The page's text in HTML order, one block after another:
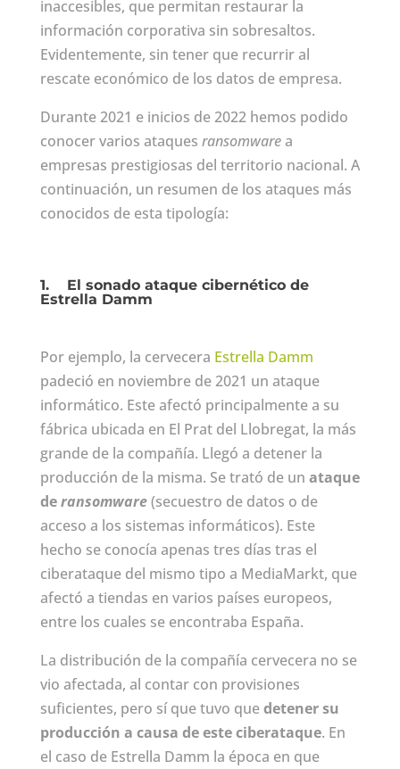
inaccesibles, que permitan restaurar la
información corporativa sin sobresaltos.
Evidentemente, sin tener que recurrir al
rescate económico de los datos de empresa.
Durante 2021 e inicios de 2022 hemos podido
conocer varios ataques ransomwarea
empresas prestigiosas del territorio nacional. A
continuación, un resumen de los ataques más
conocidos de esta tipología:
1. El sonado ataque cibernético de
Estrella Damm
Por ejemplo, la cervecera Estrella Damm
padeció en noviembre de 2021 un ataque
informático. Este afectó principalmente a su
fábrica ubicada en El Prat del Llobregat, la más
grande de la compañía. Llegó a detener la
producción de la misma. Se trató de un ataque
deransomware(secuestro de datos o de
acceso a los sistemas informáticos). Este
hecho se conocía apenas tres días tras el
ciberataque del mismo tipo a MediaMarkt, que
afectó a tiendas en varios países europeos,
entre los cuales se encontraba España.
La distribución de la compañía cervecera no se
vio afectada, al contar con provisiones
suficientes, pero sí que tuvo quedetener su
producción a causa de este ciberataque. En
el caso de Estrella Damm la época en que